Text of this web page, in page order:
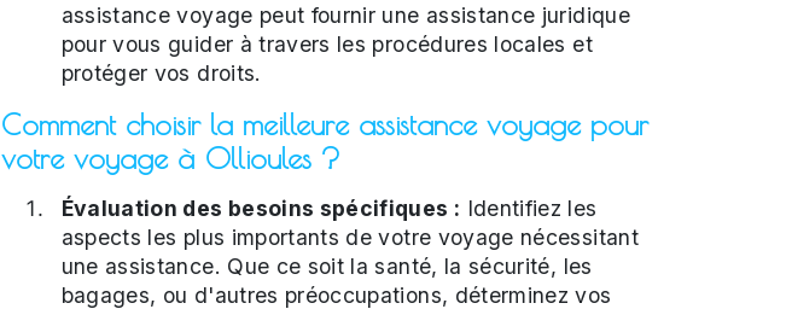
assistance voyage peut fournir une assistance juridique
pour vous guider à travers les procédures locales et
protéger vos droits.
Comment choisir la meilleure assistance voyage pour
votre voyage à Ollioules ?
Évaluation des besoins spécifiques : Identifiez les
aspects les plus importants de votre voyage nécessitant
une assistance. Que ce soit la santé, la sécurité, les
bagages, ou d'autres préoccupations, déterminez vos